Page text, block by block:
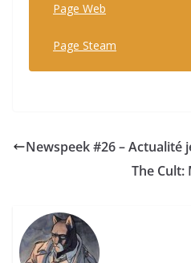
Page Web
Page Steam
Newspeek #26 – Actualité
The Cult: